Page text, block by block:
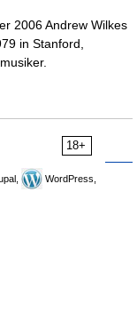
2006 Andrew Wilkes
in Stanford,
18+
WordPress,